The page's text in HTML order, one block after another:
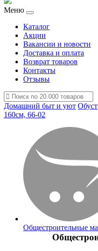
Меню
Каталог
Акции
Вакансии и новости
Доставка и оплата
Возврат товаров
Контакты
Отзывы
Домашний быт и уют
160см, 66-02
Общестроительные